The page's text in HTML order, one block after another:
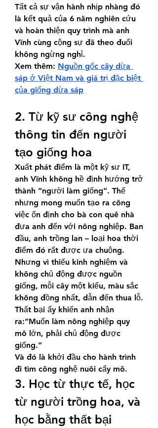
Tất cả sự vận hành nhịp nhàng đó
là kết quả của 6 năm nghiên cứu
và hoàn thiện quy trình mà anh
Vĩnh cùng cộng sự đã theo đuổi
không ngừng nghỉ.
Xem thêm: Nguồn gốc cây dừa
sáp ở Việt Nam và giá trị đặc biệt
của giống dừa sáp
2. Từ kỹ sư công nghệ
thông tin đến người
tạo giống hoa
Xuất phát điểm là một kỹ sư IT,
anh Vĩnh không hề định hướng trở
thành “người làm giống”. Thế
nhưng mong muốn tạo ra công
việc ổn định cho bà con quê nhà
đưa anh đến với nông nghiệp. Ban
đầu, anh trồng lan – loại hoa thời
điểm đó rất được ưa chuộng.
Nhưng vì thiếu kinh nghiệm và
không chủ động được nguồn
giống, mỗi cây một kiểu, màu sắc
không đồng nhất, dẫn đến thua lỗ.
Thất bại ấy khiến anh nhận
ra:“Muốn làm nông nghiệp quy
mô lớn, phải chủ động được
giống.”
Và đó là khởi đầu cho hành trình
đi tìm công nghệ nuôi cấy mô.
3. Học từ thực tế, học
từ người trồng hoa, và
học bằng thất bại